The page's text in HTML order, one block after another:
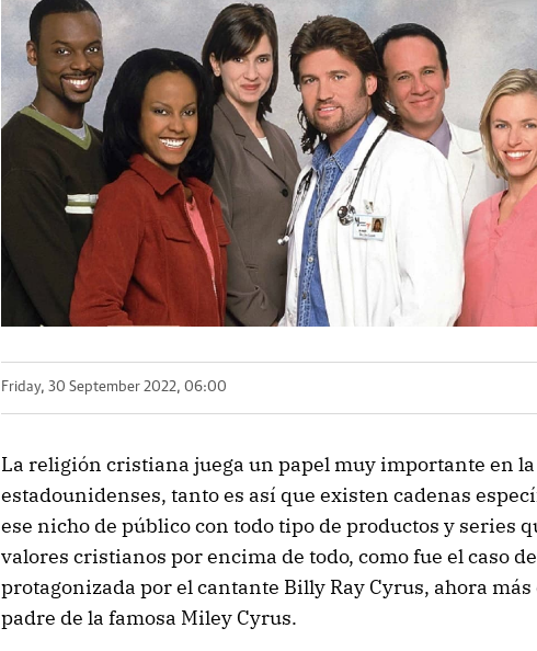
Friday, 30 September 2022, 06:00
La religión cristiana juega un papel muy importante en
estadounidenses, tanto es así que existen cadenas
ese nicho de público con todo tipo de productos y series
valores cristianos por encima de todo, como fue el caso de
protagonizada por el cantante Billy Ray Cyrus, ahora
padre de la famosa Miley Cyrus.